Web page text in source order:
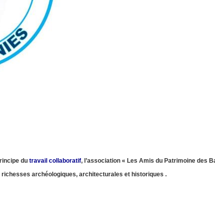
du travail collaboratif, l’association « Les Amis du Patrimoine des
archéologiques, architecturales et historiques .